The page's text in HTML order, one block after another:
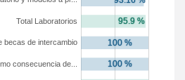
consecuencia de...
becas de intercambio
Total Laboratorios